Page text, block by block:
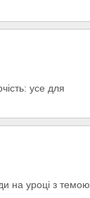
усе для
на уроці з темою